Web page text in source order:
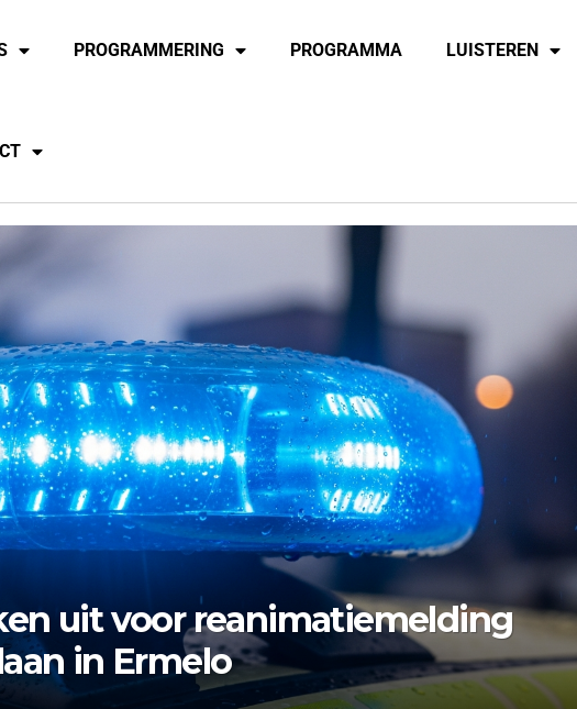
PROGRAMMERING PROGRAMMA LUISTEREN
Ermelo zoekt nazaten van